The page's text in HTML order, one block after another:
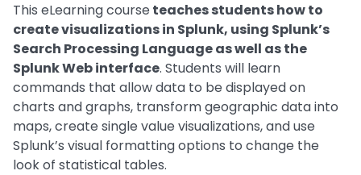
This eLearning course teaches students how to
create visualizations in Splunk, using Splunk’s
Search Processing Language as well as the
Splunk Web interface. Students will learn
commands that allow data to be displayed on
charts and graphs, transform geographic data into
maps, create single value visualizations, and use
Splunk’s visual formatting options to change the
look of statistical tables.